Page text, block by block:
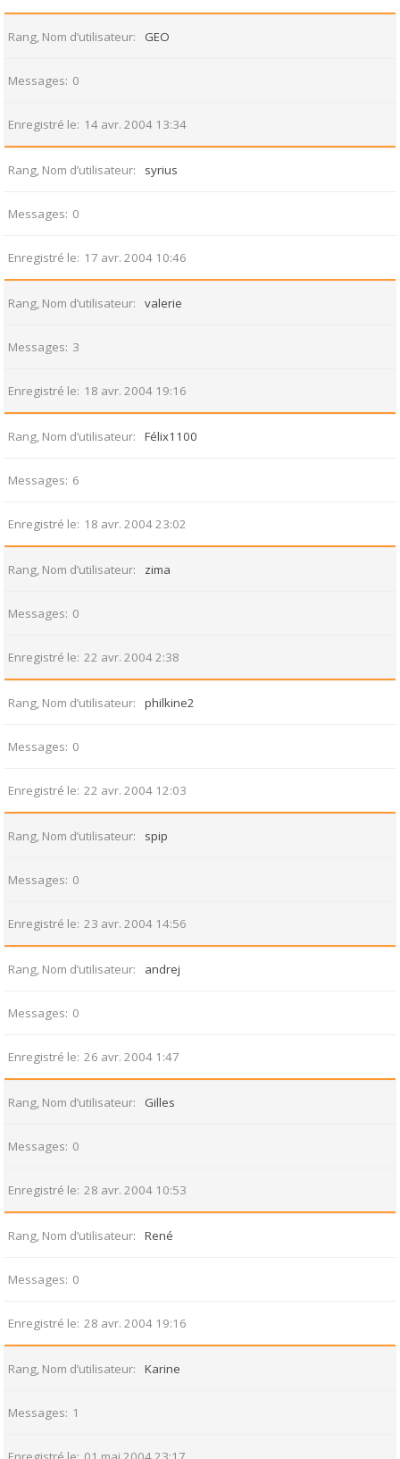
Rang, Nom d’utilisateur GEO
Messages 0
Enregistré le 14 avr. 2004 13:34
Rang, Nom d’utilisateur syrius
Messages 0
Enregistré le 17 avr. 2004 10:46
Rang, Nom d’utilisateur valerie
Messages 3
Enregistré le 18 avr. 2004 19:16
Rang, Nom d’utilisateur Félix1100
Messages 6
Enregistré le 18 avr. 2004 23:02
Rang, Nom d’utilisateur zima
Messages 0
Enregistré le 22 avr. 2004 2:38
Rang, Nom d’utilisateur philkine2
Messages 0
Enregistré le 22 avr. 2004 12:03
Rang, Nom d’utilisateur spip
Messages 0
Enregistré le 23 avr. 2004 14:56
Rang, Nom d’utilisateur andrej
Messages 0
Enregistré le 26 avr. 2004 1:47
Rang, Nom d’utilisateur Gilles
Messages 0
Enregistré le 28 avr. 2004 10:53
Rang, Nom d’utilisateur René
Messages 0
Enregistré le 28 avr. 2004 19:16
Rang, Nom d’utilisateur Karine
Messages 1